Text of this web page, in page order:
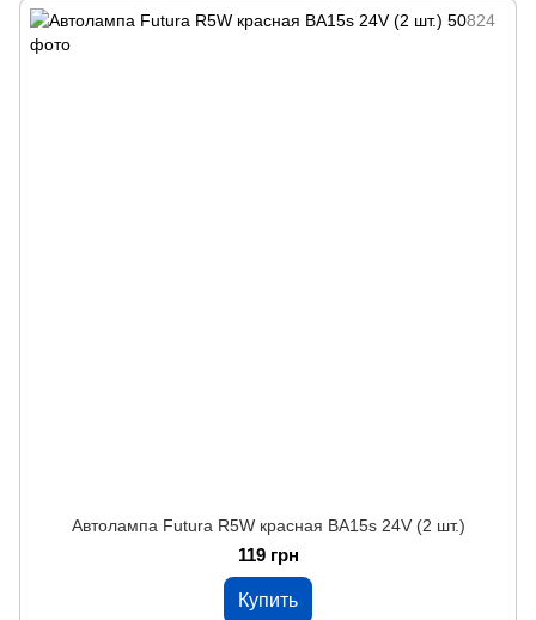
Автолампа Futura R5W красная BA15s 24V (2 шт.)
119 грн
Купить